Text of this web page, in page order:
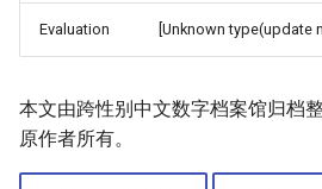
Evaluation [Unknown type(update
本文由跨性别中文数字档案馆归档
原作者所有。